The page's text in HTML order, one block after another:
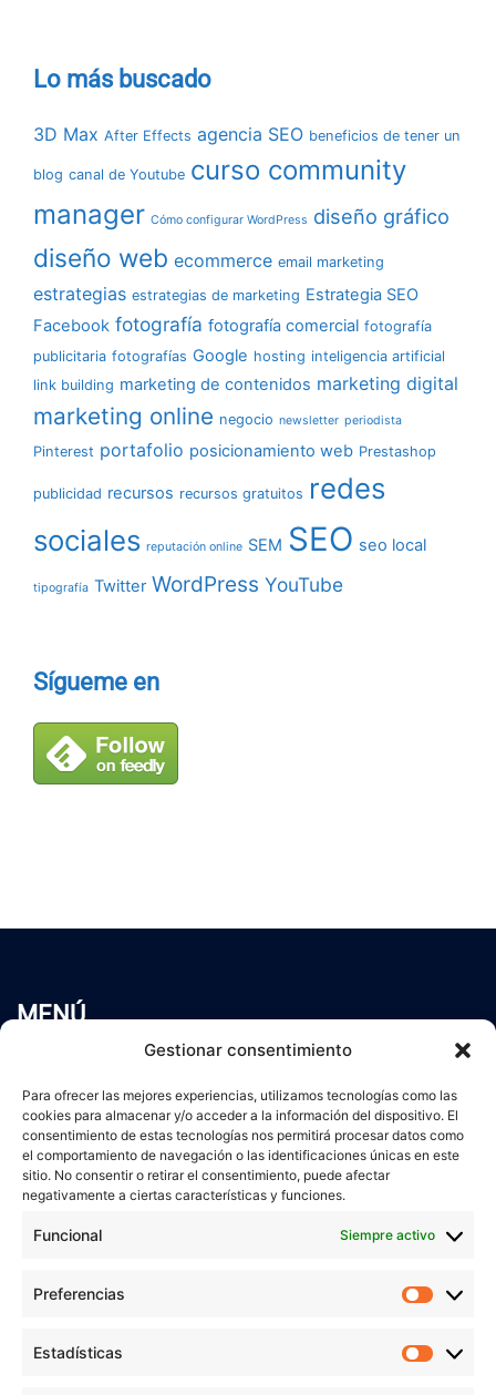
Gestionar consentimiento
Para ofrecer las mejores experiencias, utilizamos tecnologías como las
cookies para almacenar y/o acceder a la información del dispositivo. El
consentimiento de estas tecnologías nos permitirá procesar datos como
el comportamiento de navegación o las identificaciones únicas en este
sitio. No consentir o retirar el consentimiento, puede afectar
negativamente a ciertas características y funciones.
Funcional Siempre activo
Preferencias
Estadísticas
Lo más buscado
3D Max After Effects agencia SEO beneficios de tener un
blog canal de Youtube curso community
manager Cómo configurar WordPress diseño gráfico
diseño web ecommerce email marketing
estrategias estrategias de marketing Estrategia SEO
Facebook fotografía fotografía comercial fotografía
publicitaria fotografías Google hosting inteligencia artificial
link building marketing de contenidos marketing digital
marketing online negocio newsletter periodista
Pinterest portafolio posicionamiento web Prestashop
publicidad recursos recursos gratuitos redes
sociales reputación online SEM SEO seo local
tipografía Twitter WordPress YouTube
Sígueme en
MENÚ
Servicios
Blog
Contacto
Aviso Legal
Política de cookies
veronicaruiz.es
está bajo